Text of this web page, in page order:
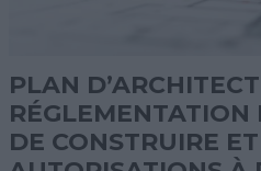
PLAN
RÉGLEMENTATION
DE CONSTRUIRE